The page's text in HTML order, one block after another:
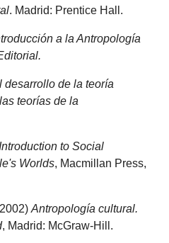
. Madrid: Prentice Hall.
a la Antropología
desarrollo de la teoría
teorías de la
to Social
Worlds, Macmillan Press,
Antropología cultural.
, Madrid: McGraw-Hill.